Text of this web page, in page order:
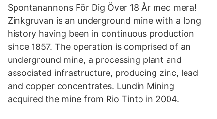
Spontanannons För Dig Över 18 År med mera!
Zinkgruvan is an underground mine with a long
history having been in continuous production
since 1857. The operation is comprised of an
underground mine, a processing plant and
associated infrastructure, producing zinc, lead
and copper concentrates. Lundin Mining
acquired the mine from Rio Tinto in 2004.